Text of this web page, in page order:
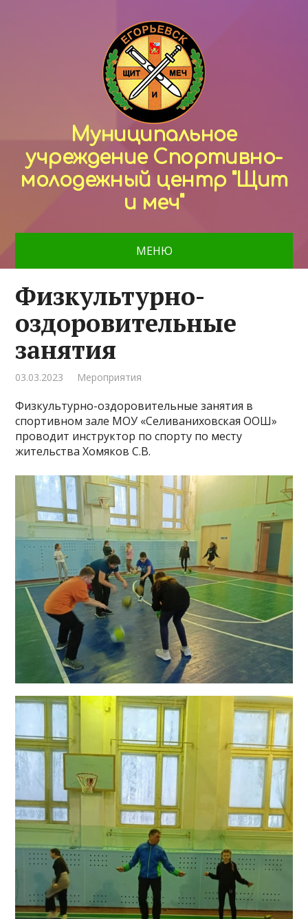
Муниципальное
учреждение Спортивно-
молодежный центр "Щит
и меч"
МЕНЮ
Физкультурно-
оздоровительные
занятия
03.03.2023 Мероприятия
Физкультурно-оздоровительные занятия в
спортивном зале МОУ «Селиваниховская ООШ»
проводит инструктор по спорту по месту
жительства Хомяков С.В.